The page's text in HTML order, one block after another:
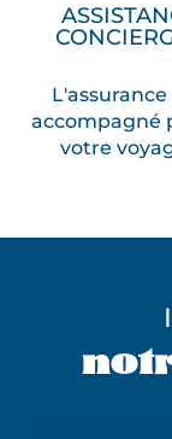
accompagné
votre